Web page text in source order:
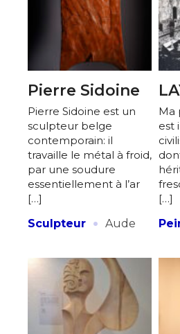
Pierre Sidoine
Pierre Sidoine est un
sculpteur belge
contemporain: il
travaille le métal à froid,
par une soudure
essentiellement à l’ar
[…]
Sculpteur · Aude
Ma
est
[…]